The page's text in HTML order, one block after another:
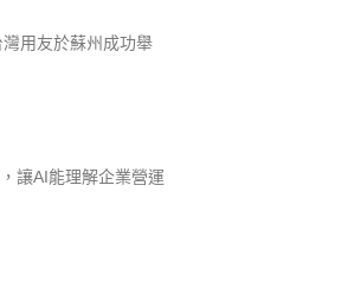
用友於蘇州成功舉
讓AI能理解企業營運